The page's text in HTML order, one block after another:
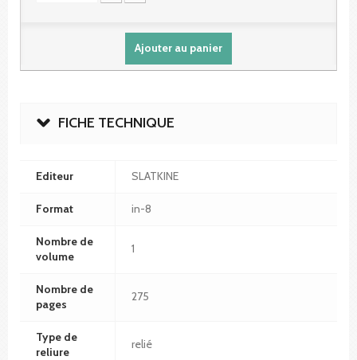
Ajouter au panier
FICHE TECHNIQUE
Editeur SLATKINE
Format in-8
Nombre de
volume
1
Nombre de
pages
275
Type de
reliure
relié